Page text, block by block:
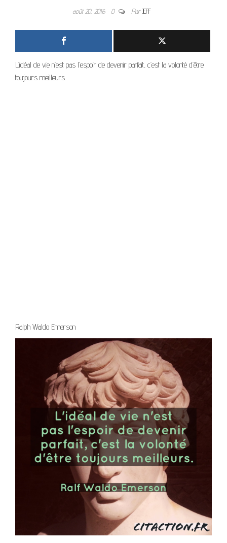
août 20, 2016 0 ParJEFF
L’idéal de vie n’est pas l’espoir de devenir parfait, c’est la volonté d’être
toujours meilleurs.
Ralph Waldo Emerson